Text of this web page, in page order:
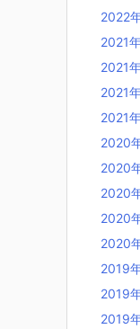
2022
2021
2021
2021
2021
2020
2020
2020
2020
2020
2019
2019
2019